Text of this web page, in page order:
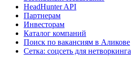
HeadHunter API
Партнерам
Инвесторам
Каталог компаний
Поиск по вакансиям в Аликове
Сетка: соцсеть для нетворкинга